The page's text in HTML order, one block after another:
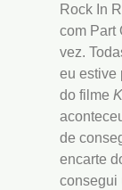
Rock In
com Part
vez.
eu estive
do filme
de
encarte